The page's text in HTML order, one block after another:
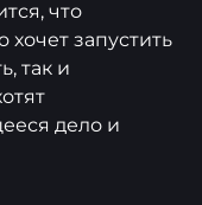
что
хочет запустить
так и
дело и